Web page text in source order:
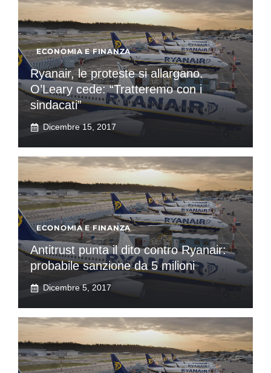
ECONOMIA E FINANZA
Ryanair, le proteste si allargano.
O’Leary cede: “Tratteremo con i
sindacati”
Dicembre 15, 2017
ECONOMIA E FINANZA
Antitrust punta il dito contro Ryanair:
probabile sanzione da 5 milioni
Dicembre 5, 2017